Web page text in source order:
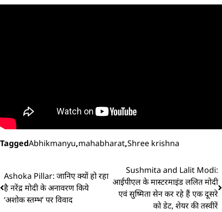
TaggedAbhikmanyu,mahabharat,Shree krishna
Ashoka Pillar: जानिए क्यों हो रहा
है नरेंद्र मोदी के अनावरण किये
‘अशोक स्तम्भ’ पर विवाद
Sushmita and Lalit Modi:
आईपीएल के मास्टरमाइंड ललित मोदी
एवं सुष्मिता सेन कर रहे हैं एक दूसरे
को डेट, शेयर की तस्वीरें